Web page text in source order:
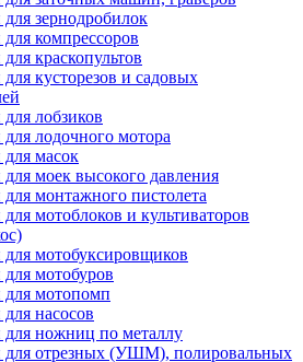
для зернодробилок
для компрессоров
краскопультов
для кусторезов и садовых
для лобзиков
для лодочного мотора
для масок
для моек высокого давления
для монтажного пистолета
для мотоблоков и культиваторов
для мотобуксировщиков
для мотобуров
для мотопомп
для насосов
для ножниц по металлу
для отрезных (УШМ), полировальных